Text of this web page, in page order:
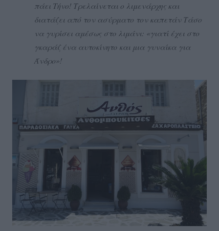
πάει Τήνο! Τρελαίνεται ο λιμενάρχης και
διατάζει από τον ασύρματο τον καπετάν Τάσο
να γυρίσει αμέσως στο λιμάνι: «γιατί έχει στο
γκαράζ ένα αυτοκίνητο και μια γυναίκα για
Άνδρο»!